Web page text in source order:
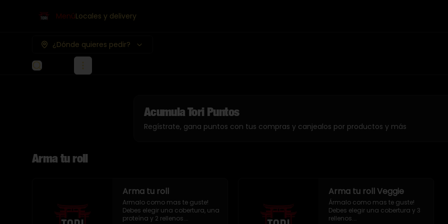
MenúLocales y delivery
¿Dónde quieres pedir?
Acumula Tori Puntos
Regístrate, gana puntos con tus compras y canjealos por productos y más
Arma tu roll
Arma tu roll
Armalo como mas te guste!
Debes elegir una cobertura, una
proteína y 2 rellenos.
Arma tu roll Veggie
Ármalo como mas te guste!
Debes elegir una cobertura y 3
rellenos.